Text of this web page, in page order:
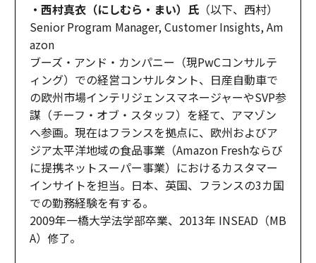
・西村真衣（にしむら・まい）氏（以下、西村）
Senior Program Manager, Customer Insights, Am
azon
ブーズ・アンド・カンパニー（現PwCコンサルテ
ィング）での経営コンサルタント、日産自動車で
の欧州市場インテリジェンスマネージャーやSVP参
謀（チーフ・オブ・スタッフ）を経て、アマゾン
へ参画。現在はフランスを拠点に、欧州およびア
ジア太平洋地域の食品事業（Amazon Freshならび
に提携ネットスーパー事業）におけるカスタマー
インサイトを担当。日本、英国、フランスの3カ国
での勤務経験を有する。
2009年一橋大学法学部卒業、2013年 INSEAD（MB
A）修了。